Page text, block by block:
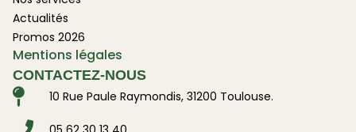
Actualités
Promos 2026
Mentions légales
CONTACTEZ-NOUS
10 Rue Paule Raymondis, 31200 Toulouse.